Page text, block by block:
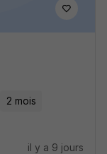
2 mois
il y a 9 jours